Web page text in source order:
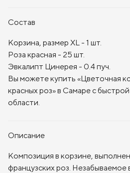
Состав
Корзина, размер XL - 1 шт.
Роза красная - 25 шт.
Эвкалипт Цинерея - 0.4 пуч.
Вы можете купить «Цветочная
красных роз» в Самаре с
области.
Описание
Композиция в корзине,
французских роз. Незабываемое